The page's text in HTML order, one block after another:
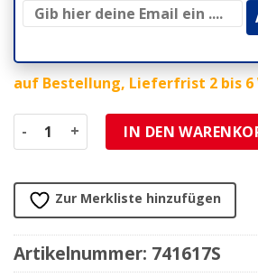
auf Bestellung, Lieferfrist 2 bis 6
FANTIC E-Bike Integra XEF 1.9
IN DEN
Zur Merkliste hinzufügen
Artikelnummer: 741617S